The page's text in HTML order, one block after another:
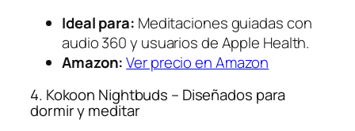
Ideal para: Meditaciones guiadas con
audio 360 y usuarios de Apple Health.
Amazon: Ver precio en Amazon
4. Kokoon Nightbuds – Diseñados para
dormir y meditar